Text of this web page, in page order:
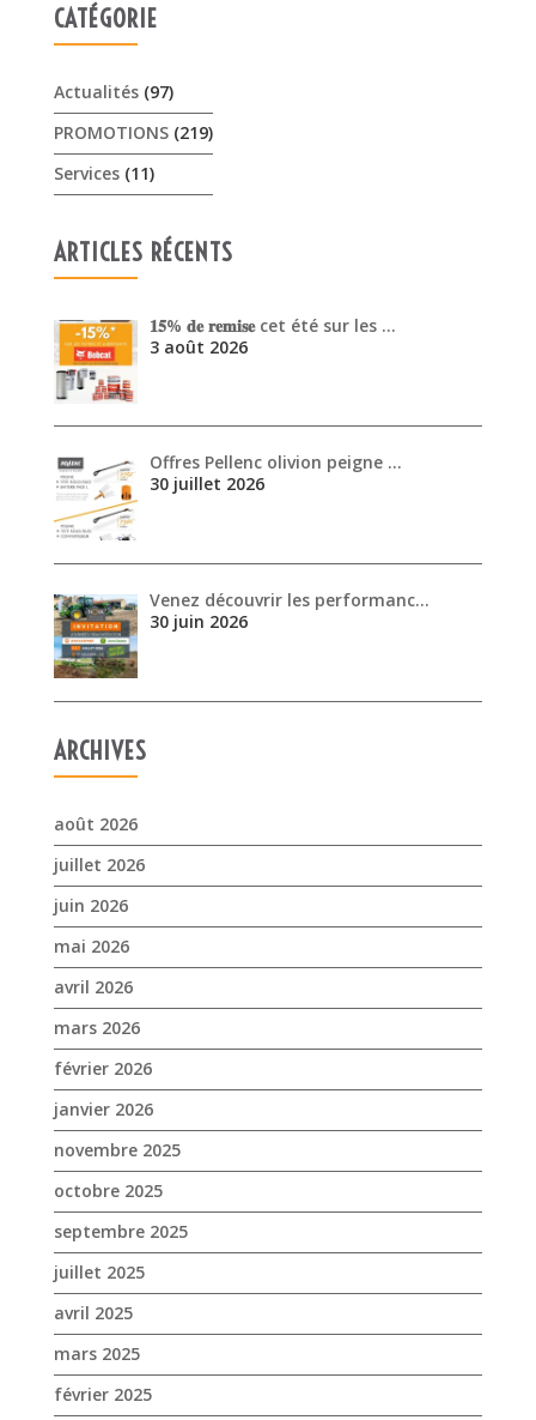
CATÉGORIE
Actualités(97)
PROMOTIONS(219)
Services(11)
ARTICLES RÉCENTS
𝟏𝟓% 𝐝𝐞 𝐫𝐞𝐦𝐢𝐬𝐞 cet été sur les …
3 août 2026
Offres Pellenc olivion peigne …
30 juillet 2026
Venez découvrir les performanc…
30 juin 2026
ARCHIVES
août 2026
juillet 2026
juin 2026
mai 2026
avril 2026
mars 2026
février 2026
janvier 2026
novembre 2025
octobre 2025
septembre 2025
juillet 2025
avril 2025
mars 2025
février 2025